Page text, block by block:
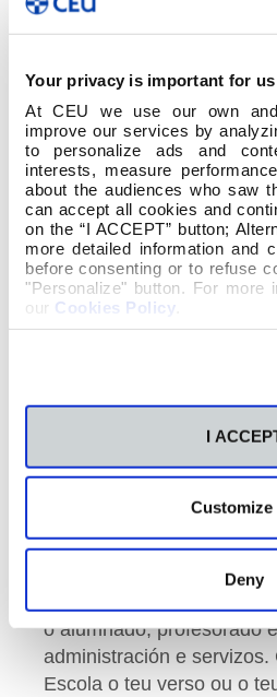
Your privacy is important for us
At CEU we use our own
improve our services by
to personalize ads and
interests, measure
about the audiences who saw
can accept all cookies and
on the “I ACCEPT” button;
more detailed information and
before consenting or to refuse
"Personalize" button. For more
our Cookies Policy
I
Customize
Deny
Espalla poesía. Sementa
¿Qué es poesía? ¿Y tú
Poesía… eres tú. Imos
Poesía que se celebra o
de marzo, imos celebrar
que non goza de tanta
o alumnado, profesorado
administración e servizos.
Escola o teu verso ou o